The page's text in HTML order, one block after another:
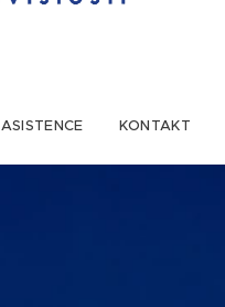
ASISTENCE KONTAKT